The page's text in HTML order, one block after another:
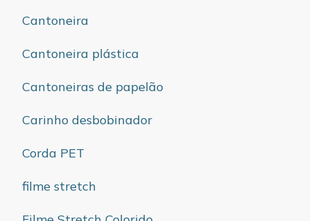
Cantoneira
Cantoneira plástica
Cantoneiras de papelão
Carinho desbobinador
Corda PET
filme stretch